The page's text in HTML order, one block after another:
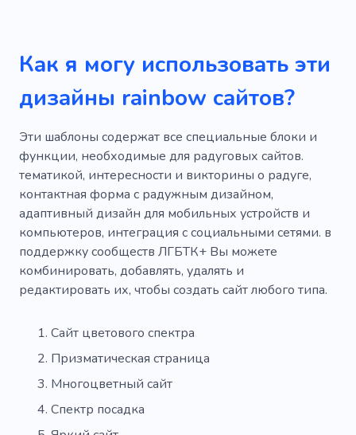
Космический символ
Творческая среда
Фото
Преподаватель
Вишня
Новые идеи
Художник
Драгоценные камни
Шедевр
Художественное произведение
Ободрение
Как я могу использовать эти
дизайны rainbow сайтов?
Эти шаблоны содержат все специальные блоки и
функции, необходимые для радуговых сайтов.
тематикой, интересности и викторины о радуге,
контактная форма с радужным дизайном,
адаптивный дизайн для мобильных устройств и
компьютеров, интеграция с социальными сетями. в
поддержку сообществ ЛГБТК+ Вы можете
комбинировать, добавлять, удалять и
редактировать их, чтобы создать сайт любого типа.
Сайт цветового спектра
Призматическая страница
Многоцветный сайт
Спектр посадка